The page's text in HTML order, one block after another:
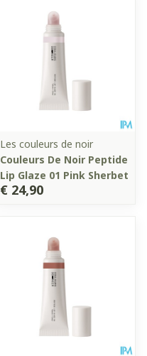
Les couleurs de noir
Couleurs De Noir Peptide
Lip Glaze 01 Pink Sherbet
€ 24,90